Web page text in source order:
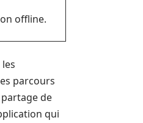
offline.
parcours
de
qui